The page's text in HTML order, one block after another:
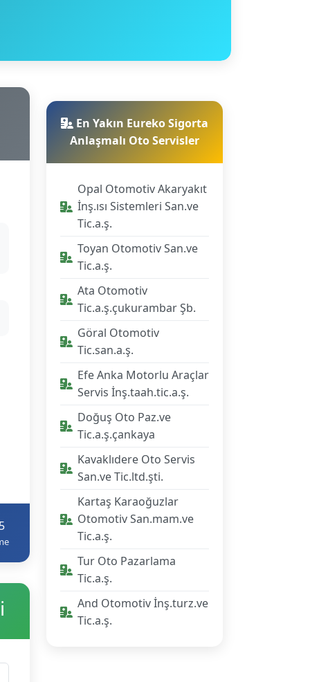
En Yakın Eureko Sigorta
Anlaşmalı Oto Servisler
Opal Otomotiv Akaryakıt
İnş.ısı Sistemleri San.ve
Tic.a.ş.
Toyan Otomotiv San.ve
Tic.a.ş.
Ata Otomotiv
Tic.a.ş.çukurambar Şb.
Göral Otomotiv
Tic.san.a.ş.
Efe Anka Motorlu Araçlar
Servis İnş.taah.tic.a.ş.
Doğuş Oto Paz.ve
Tic.a.ş.çankaya
Kavaklıdere Oto Servis
San.ve Tic.ltd.şti.
Kartaş Karaoğuzlar
Otomotiv San.mam.ve
Tic.a.ş.
Tur Oto Pazarlama
Tic.a.ş.
And Otomotiv İnş.turz.ve
Tic.a.ş.